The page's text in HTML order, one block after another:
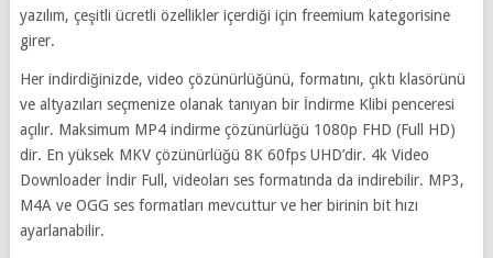
yazılım, çeşitli ücretli özellikler içerdiği için freemium kategorisine
girer.
Her indirdiğinizde, video çözünürlüğünü, formatını, çıktı klasörünü
ve altyazıları seçmenize olanak tanıyan bir İndirme Klibi penceresi
açılır. Maksimum MP4 indirme çözünürlüğü 1080p FHD (Full HD)
dir. En yüksek MKV çözünürlüğü 8K 60fps UHD’dir. 4k Video
Downloader İndir Full, videoları ses formatında da indirebilir. MP3,
M4A ve OGG ses formatları mevcuttur ve her birinin bit hızı
ayarlanabilir.